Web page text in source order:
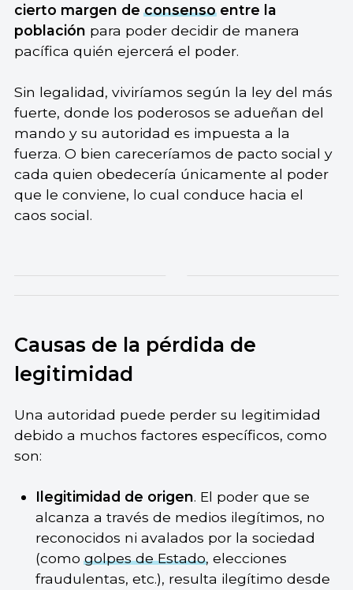
cierto margen deconsensoentre la
población para poder decidir de manera
pacífica quién ejercerá el poder.
Sin legalidad, viviríamos según la ley del más
fuerte, donde los poderosos se adueñan del
mando y su autoridad es impuesta a la
fuerza. O bien careceríamos de pacto social y
cada quien obedecería únicamente al poder
que le conviene, lo cual conduce hacia el
caos social.
Causas de la pérdida de
legitimidad
Una autoridad puede perder su legitimidad
debido a muchos factores específicos, como
son:
Ilegitimidad de origen. El poder que se
alcanza a través de medios ilegítimos, no
reconocidos ni avalados por la sociedad
(comogolpes de Estado, elecciones
fraudulentas, etc.), resulta ilegítimo desde